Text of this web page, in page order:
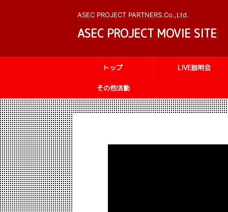
ASEC PROJECT PARTNERS.Co.,Ltd.
ASEC PROJECT MOVIE SITE
トップ LIVE説明会
その他活動